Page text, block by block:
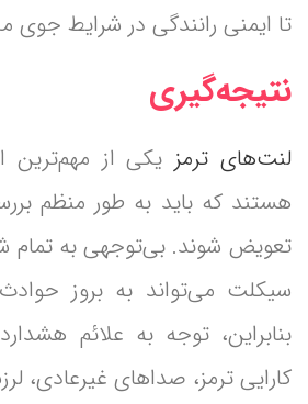
تا ایمنی رانندگی در شرایط
نتیجه‌گیری
لنت‌های ترمز یکی از مهم‌ترین
هستند که باید به طور منظم
تعویض شوند. بی‌توجهی به تمام
سیکلت می‌تواند به بروز
بنابراین، توجه به علائم
کارایی ترمز، صداهای غیرعادی،